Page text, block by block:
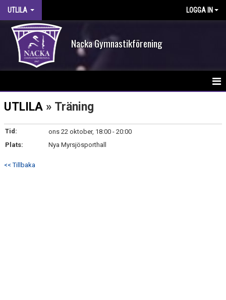
UTLILA LOGGA IN
Nacka Gymnastikförening
HEM
NYHETER
KALENDER
TRUPPEN
UTLILA » Träning
Tid:
ons 22 oktober, 18:00 - 20:00
Plats:
Nya Myrsjösporthall
<< Tillbaka